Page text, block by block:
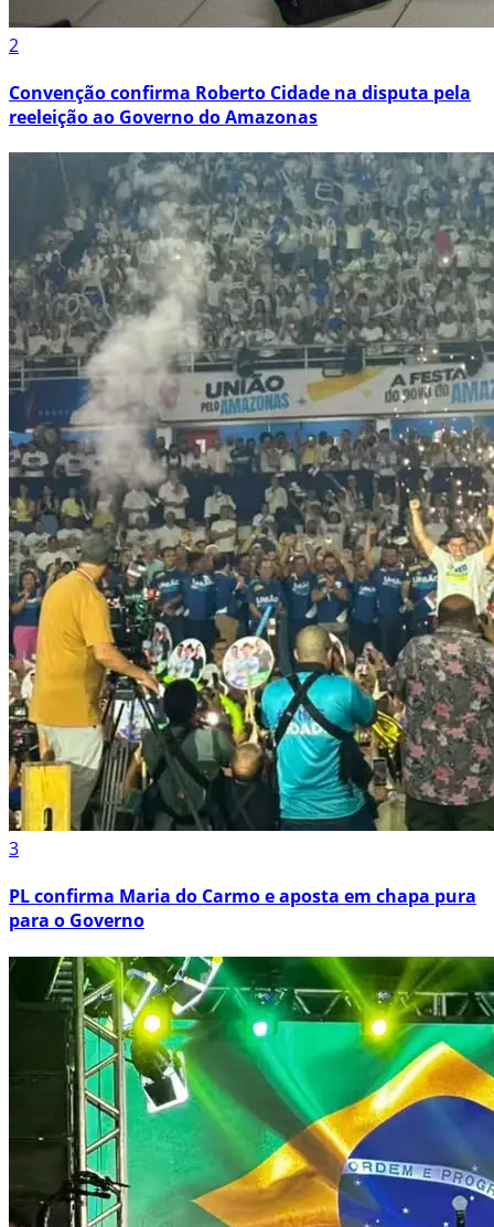
2
Convenção confirma Roberto Cidade na disputa pela
reeleição ao Governo do Amazonas
3
PL confirma Maria do Carmo e aposta em chapa pura
para o Governo